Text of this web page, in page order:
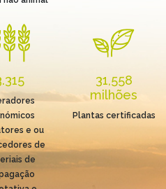
e ou
de
de
31,558
milhões
Plantas certificadas